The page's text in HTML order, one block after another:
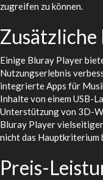
zugreifen zu können.
Einige Bluray Player
Nutzungserlebnis
integrierte Apps für
Inhalte von einem USB-
Unterstützung von 3D-
Bluray Player
nicht das Hauptkriterium
Preis-